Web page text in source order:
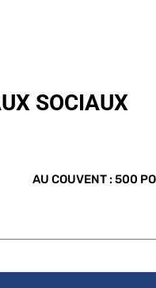
SOCIAUX
AU COUVENT : 500